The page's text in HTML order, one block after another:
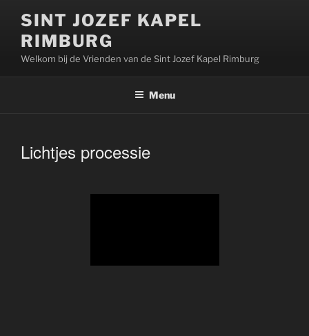
inhoud
SINT JOZEF KAPEL
RIMBURG
Welkom bij de Vrienden van de Sint Jozef Kapel Rimburg
Menu
Lichtjes processie